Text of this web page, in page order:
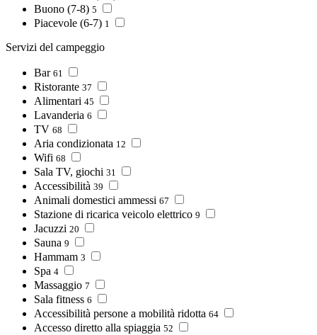
Buono (7-8) 5
Piacevole (6-7) 1
Servizi del campeggio
Bar 61
Ristorante 37
Alimentari 45
Lavanderia 6
TV 68
Aria condizionata 12
Wifi 68
Sala TV, giochi 31
Accessibilità 39
Animali domestici ammessi 67
Stazione di ricarica veicolo elettrico 9
Jacuzzi 20
Sauna 9
Hammam 3
Spa 4
Massaggio 7
Sala fitness 6
Accessibilità persone a mobilità ridotta 64
Accesso diretto alla spiaggia 52